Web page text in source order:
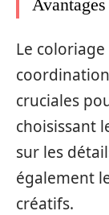
Le
cruciales
choisissant
sur les
également
créatifs.